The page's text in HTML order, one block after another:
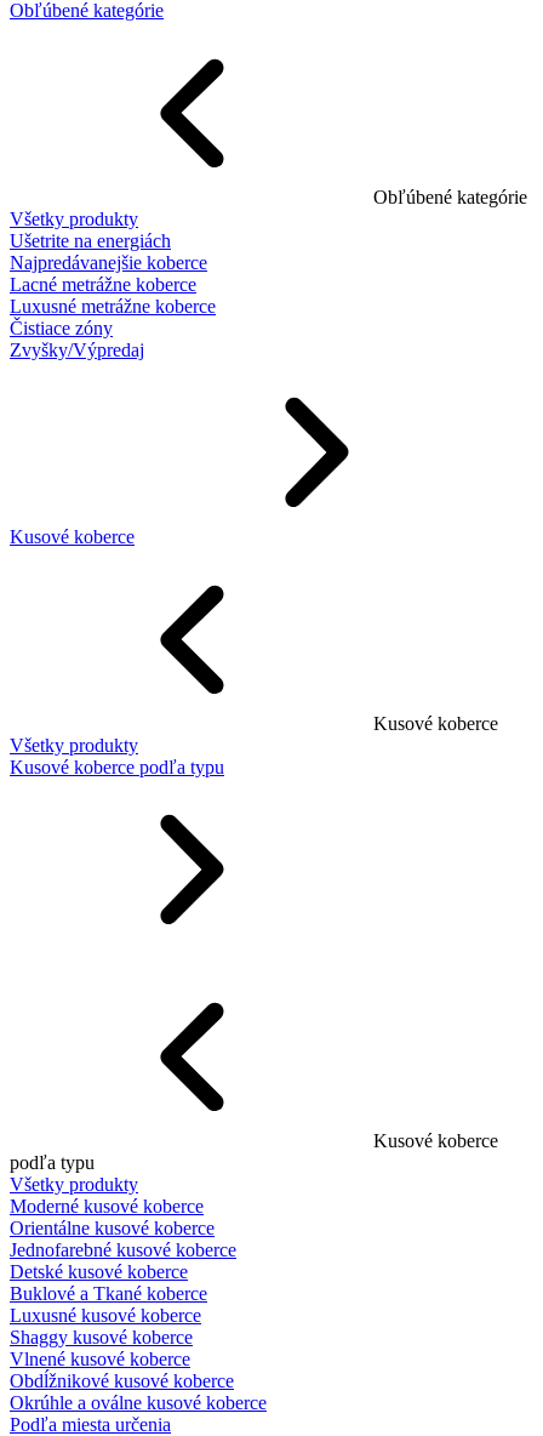
Obľúbené kategórie
Obľúbené kategórie
Všetky produkty
Ušetrite na energiách
Najpredávanejšie koberce
Lacné metrážne koberce
Luxusné metrážne koberce
Čistiace zóny
Zvyšky/Výpredaj
Kusové koberce
Kusové koberce
Všetky produkty
Kusové koberce podľa typu
Kusové koberce
podľa typu
Všetky produkty
Moderné kusové koberce
Orientálne kusové koberce
Jednofarebné kusové koberce
Detské kusové koberce
Buklové a Tkané koberce
Luxusné kusové koberce
Shaggy kusové koberce
Vlnené kusové koberce
Obdĺžnikové kusové koberce
Okrúhle a oválne kusové koberce
Podľa miesta určenia